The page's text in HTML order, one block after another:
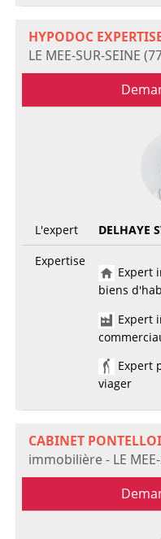
HYPODOC
LE MEE-SUR-SEINE
L'expert
DELHAYE
Expertise
Expert
biens
Expert
Expert
viager
CABINET
immobilière - LE